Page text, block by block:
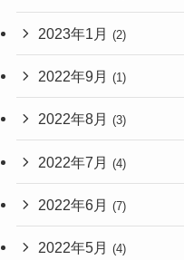
2023年1月 (2)
2022年9月 (1)
2022年8月 (3)
2022年7月 (4)
2022年6月 (7)
2022年5月 (4)